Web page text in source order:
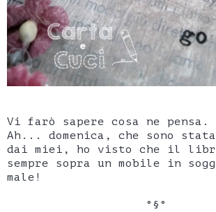
Vi farò sapere cosa ne pensa.
Ah... domenica, che sono
dai miei, ho visto che il
sempre sopra un mobile in
male!
°§°